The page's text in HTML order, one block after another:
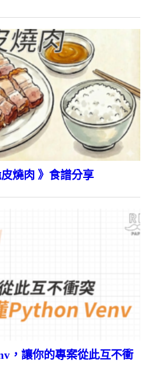
燒肉 》食譜分享
，讓你的專案從此互不衝